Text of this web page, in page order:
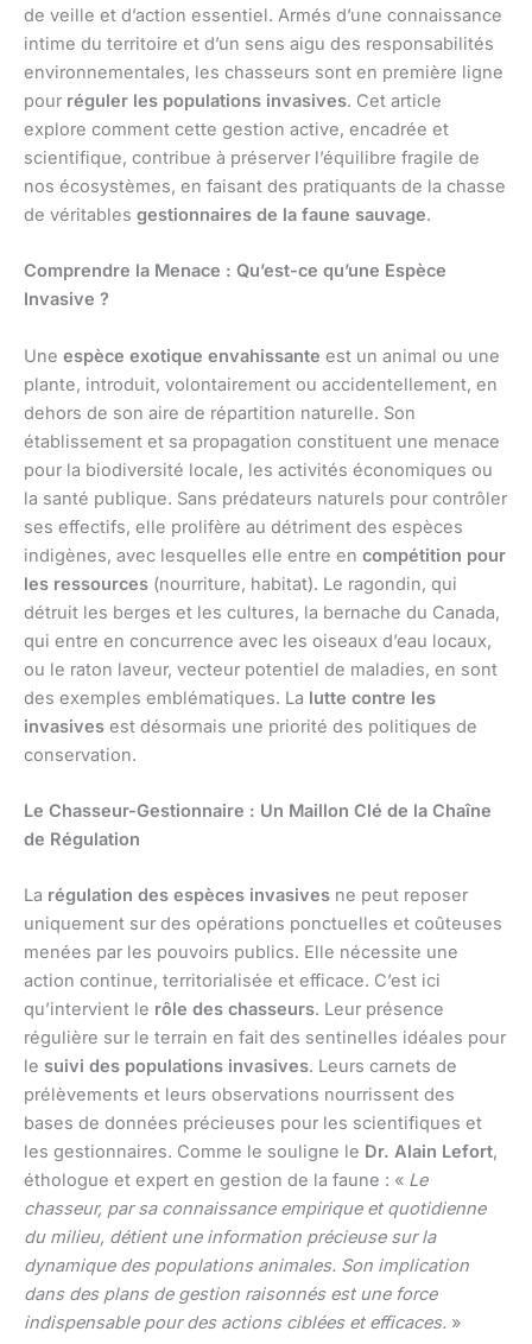
de veille et d’action essentiel. Armés d’une connaissance
intime du territoire et d’un sens aigu des responsabilités
environnementales, les chasseurs sont en première ligne
pour réguler les populations invasives. Cet article
explore comment cette gestion active, encadrée et
scientifique, contribue à préserver l’équilibre fragile de
nos écosystèmes, en faisant des pratiquants de la chasse
de véritables gestionnaires de la faune sauvage.
Comprendre la Menace : Qu’est-ce qu’une Espèce
Invasive ?
Une espèce exotique envahissante est un animal ou une
plante, introduit, volontairement ou accidentellement, en
dehors de son aire de répartition naturelle. Son
établissement et sa propagation constituent une menace
pour la biodiversité locale, les activités économiques ou
la santé publique. Sans prédateurs naturels pour contrôler
ses effectifs, elle prolifère au détriment des espèces
indigènes, avec lesquelles elle entre en compétition pour
les ressources (nourriture, habitat). Le ragondin, qui
détruit les berges et les cultures, la bernache du Canada,
qui entre en concurrence avec les oiseaux d’eau locaux,
ou le raton laveur, vecteur potentiel de maladies, en sont
des exemples emblématiques. La lutte contre les
invasives est désormais une priorité des politiques de
conservation.
Le Chasseur-Gestionnaire : Un Maillon Clé de la Chaîne
de Régulation
La régulation des espèces invasives ne peut reposer
uniquement sur des opérations ponctuelles et coûteuses
menées par les pouvoirs publics. Elle nécessite une
action continue, territorialisée et efficace. C’est ici
qu’intervient le rôle des chasseurs. Leur présence
régulière sur le terrain en fait des sentinelles idéales pour
le suivi des populations invasives. Leurs carnets de
prélèvements et leurs observations nourrissent des
bases de données précieuses pour les scientifiques et
les gestionnaires. Comme le souligne le Dr. Alain Lefort,
éthologue et expert en gestion de la faune : « Le
chasseur, par sa connaissance empirique et quotidienne
du milieu, détient une information précieuse sur la
dynamique des populations animales. Son implication
dans des plans de gestion raisonnés est une force
indispensable pour des actions ciblées et efficaces. »